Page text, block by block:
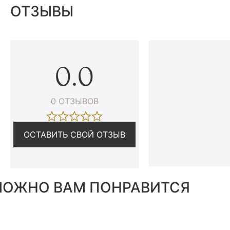
ОТЗЫВЫ
0.0
0 ОТЗЫВОВ
ОСТАВИТЬ СВОЙ ОТЗЫВ
ВАМ ПОНРАВИТСЯ